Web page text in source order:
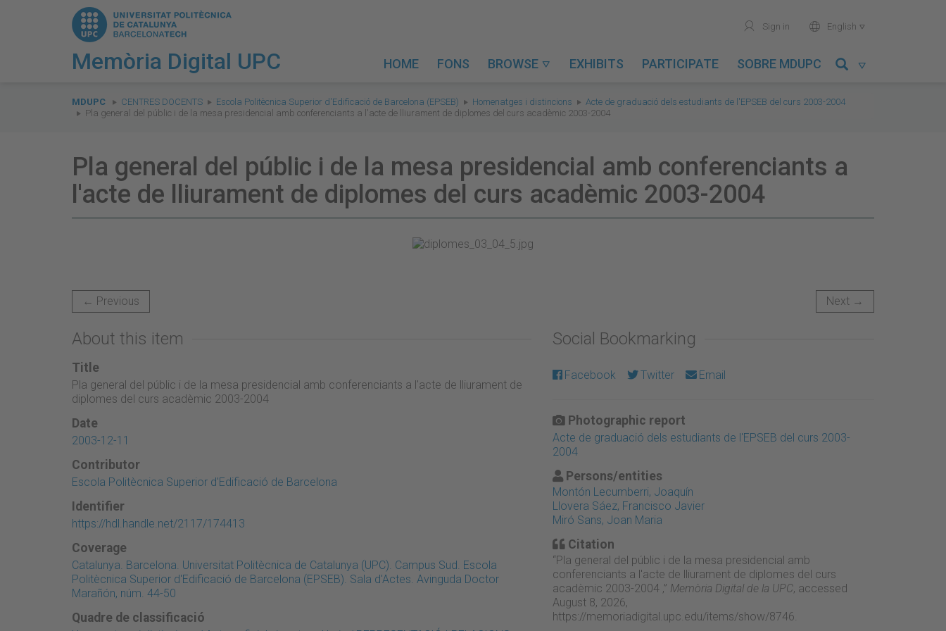
Memòria Digital UPC
user Sign in world English 
HOME FONS BROWSE  EXHIBITS PARTICIPATE SOBRE MDUPC 
are
here:
MDUPC CENTRES DOCENTS Escola Politècnica Superior d'Edificació de Barcelona (EPSEB) Homenatges i distincions
Acte de graduació dels estudiants de l'EPSEB del curs 2003-2004
Pla general del públic i de la mesa presidencial amb conferenciants a l'acte de lliurament de diplomes del curs acadèmic 2003-2004
Pla general del públic i de la mesa presidencial amb conferenciants a
l'acte de lliurament de diplomes del curs acadèmic 2003-2004
← Previous Next →
About this item
Title
Pla general del públic i de la mesa presidencial amb conferenciants a l'acte de lliurament de
diplomes del curs acadèmic 2003-2004
Date
2003-12-11
Contributor
Escola Politècnica Superior d'Edificació de Barcelona
Identifier
https://hdl.handle.net/2117/174413
Coverage
Catalunya. Barcelona. Universitat Politècnica de Catalunya (UPC). Campus Sud. Escola
Politècnica Superior d'Edificació de Barcelona (EPSEB). Sala d'Actes. Avinguda Doctor
Marañón, núm. 44-50
Quadre de classificació
Social Bookmarking
Facebook Twitter Email
Photographic report
Acte de graduació dels estudiants de l'EPSEB del curs 2003-
2004
Persons/entities
Montón Lecumberri, Joaquín
Llovera Sáez, Francisco Javier
Miró Sans, Joan Maria
Citation
“Pla general del públic i de la mesa presidencial amb
conferenciants a l'acte de lliurament de diplomes del curs
acadèmic 2003-2004 ,” Memòria Digital de la UPC, accessed
August 8, 2026,
https://memoriadigital.upc.edu/items/show/8746